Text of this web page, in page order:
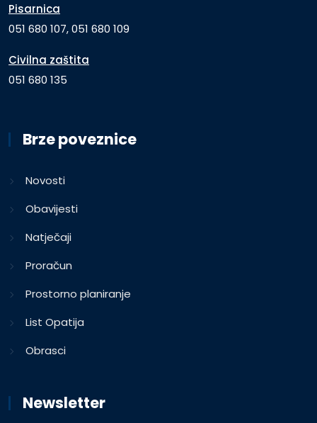
Pisarnica
051 680 107, 051 680 109
Civilna zaštita
051 680 135
Brze poveznice
Novosti
Obavijesti
Natječaji
Proračun
Prostorno planiranje
List Opatija
Obrasci
Newsletter